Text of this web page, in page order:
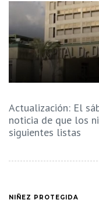
Actualización: El
noticia de que los
siguientes listas
NIÑEZ PROTEGIDA